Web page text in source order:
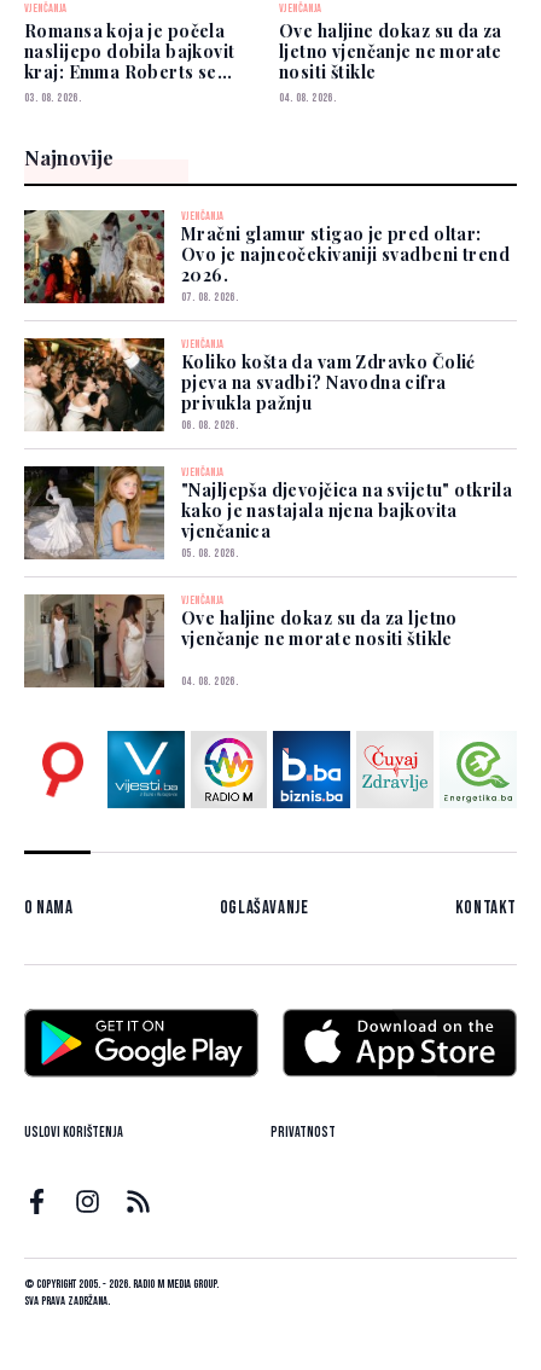
VJENČANJA
Romansa koja je počela
naslijepo dobila bajkovit
kraj: Emma Roberts se
udala
03. 08. 2026.
VJENČANJA
Ove haljine dokaz su da za
ljetno vjenčanje ne morate
nositi štikle
04. 08. 2026.
Najnovije
VJENČANJA
Mračni glamur stigao je pred oltar:
Ovo je najneočekivaniji svadbeni trend
2026.
07. 08. 2026.
VJENČANJA
Koliko košta da vam Zdravko Čolić
pjeva na svadbi? Navodna cifra
privukla pažnju
06. 08. 2026.
VJENČANJA
"Najljepša djevojčica na svijetu" otkrila
kako je nastajala njena bajkovita
vjenčanica
05. 08. 2026.
VJENČANJA
Ove haljine dokaz su da za ljetno
vjenčanje ne morate nositi štikle
04. 08. 2026.
O nama Oglašavanje Kontakt
Uslovi korištenja Privatnost
© Copyright 2005. - 2026. Radio M Media Group.
Sva prava zadržana.